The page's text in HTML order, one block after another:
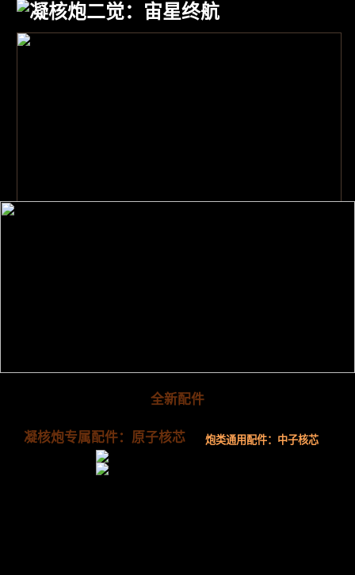
凝核炮二觉：宙星终航
全新配件
凝核炮专属配件：原子核芯 炮类通用配件：中子核芯